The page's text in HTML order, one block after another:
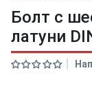
Болт с
латуни